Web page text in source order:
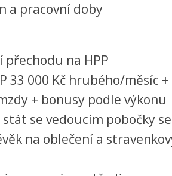
a pracovní doby
přechodu na HPP
33 000 Kč hrubého/měsíc
+ bonusy podle výkonu
se vedoucím pobočky
na oblečení a